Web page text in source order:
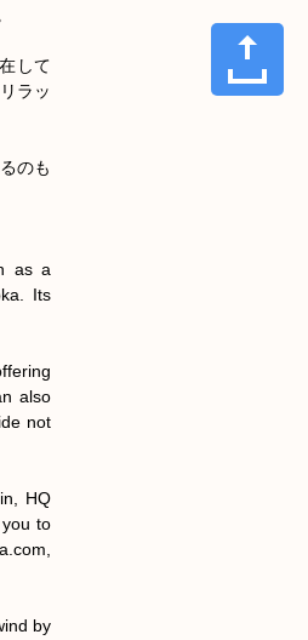
して
ラッ
のも
as a
Its
also
not
HQ
to
by